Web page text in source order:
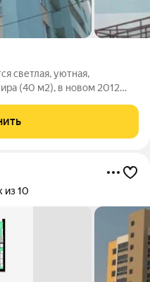
светлая, уютная,
(40 м2), в новом 2012
имеет панорамные окна
из 10